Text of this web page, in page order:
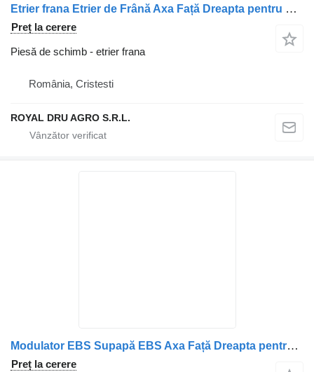
Etrier frana Etrier de Frână Axa Față Dreapta pentru pentru camion Mitsubishi MK585110/MK585108
Preț la cerere
Piesă de schimb - etrier frana
România, Cristesti
ROYAL DRU AGRO S.R.L.
Modulator EBS Supapă EBS Axa Față Dreapta pentru camion Mitsubishi ML253490
Preț la cerere